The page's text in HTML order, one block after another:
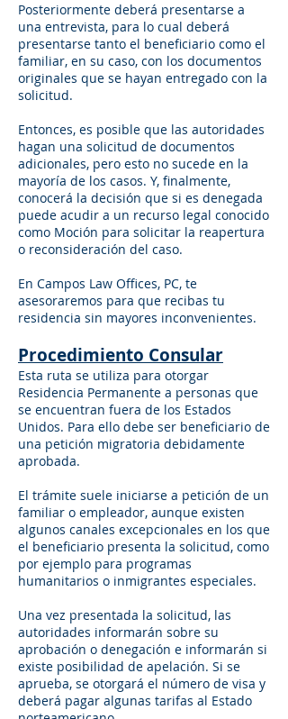
Posteriormente deberá presentarse a
una entrevista, para lo cual deberá
presentarse tanto el beneficiario como el
familiar, en su caso, con los documentos
originales que se hayan entregado con la
solicitud.
Entonces, es posible que las autoridades
hagan una solicitud de documentos
adicionales, pero esto no sucede en la
mayoría de los casos. Y, finalmente,
conocerá la decisión que si es denegada
puede acudir a un recurso legal conocido
como Moción para solicitar la reapertura
o reconsideración del caso.
En Campos Law Offices, PC, te
asesoraremos para que recibas tu
residencia sin mayores inconvenientes.
Procedimiento Consular
Esta ruta se utiliza para otorgar
Residencia Permanente a personas que
se encuentran fuera de los Estados
Unidos. Para ello debe ser beneficiario de
una petición migratoria debidamente
aprobada.
El trámite suele iniciarse a petición de un
familiar o empleador, aunque existen
algunos canales excepcionales en los que
el beneficiario presenta la solicitud, como
por ejemplo para programas
humanitarios o inmigrantes especiales.
Una vez presentada la solicitud, las
autoridades informarán sobre su
aprobación o denegación e informarán si
existe posibilidad de apelación. Si se
aprueba, se otorgará el número de visa y
deberá pagar algunas tarifas al Estado